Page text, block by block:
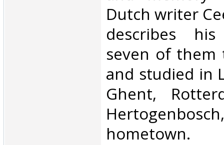
Dutch writer
describes
seven of them
and studied in
Ghent,
hometown.‎